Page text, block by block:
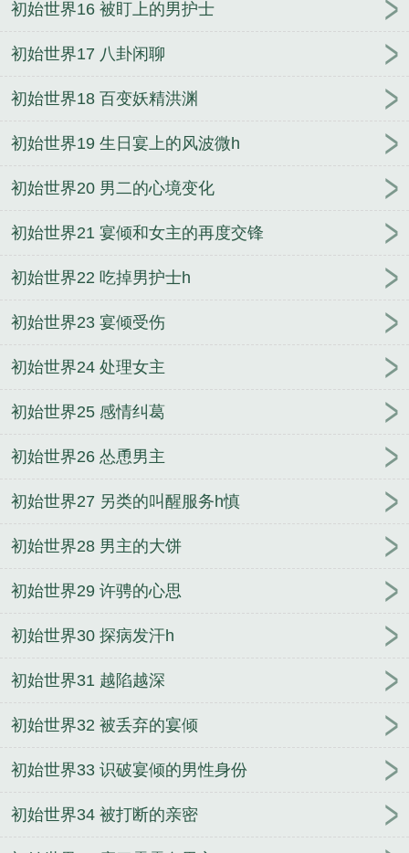
初始世界16 被盯上的男护士
初始世界17 八卦闲聊
初始世界18 百变妖精洪渊
初始世界19 生日宴上的风波微h
初始世界20 男二的心境变化
初始世界21 宴倾和女主的再度交锋
初始世界22 吃掉男护士h
初始世界23 宴倾受伤
初始世界24 处理女主
初始世界25 感情纠葛
初始世界26 怂恿男主
初始世界27 另类的叫醒服务h慎
初始世界28 男主的大饼
初始世界29 许骋的心思
初始世界30 探病发汗h
初始世界31 越陷越深
初始世界32 被丢弃的宴倾
初始世界33 识破宴倾的男性身份
初始世界34 被打断的亲密